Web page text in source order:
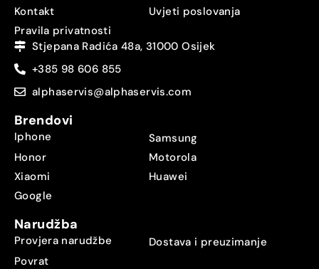
Kontakt
Uvjeti poslovanja
Pravila privatnosti
Stjepana Radića 48a, 31000 Osijek
+385 98 606 855
alphaservis@alphaservis.com
Brendovi
Iphone
Samsung
Honor
Motorola
Xiaomi
Huawei
Google
Narudžba
Provjera narudžbe
Dostava i preuzimanje
Povrat